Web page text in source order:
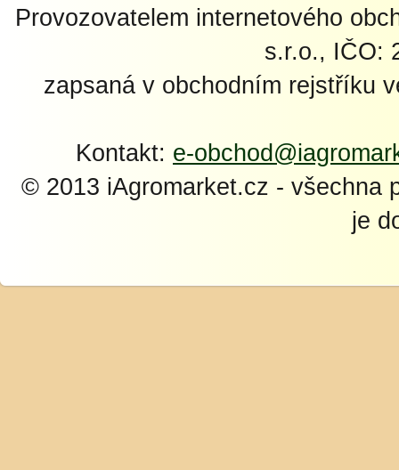
Provozovatelem internetového
s.r.o., IČO:
zapsaná v obchodním rejstříku
Kontakt: e-
© 2013 iAgromarket.cz - všechna
je